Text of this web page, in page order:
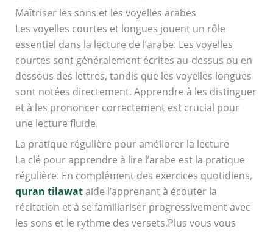
Maîtriser les sons et les voyelles arabes
Les voyelles courtes et longues jouent un rôle
essentiel dans la lecture de l’arabe. Les voyelles
courtes sont généralement écrites au-dessus ou en
dessous des lettres, tandis que les voyelles longues
sont notées directement. Apprendre à les distinguer
et à les prononcer correctement est crucial pour
une lecture fluide.
La pratique régulière pour améliorer la lecture
La clé pour apprendre à lire l’arabe est la pratique
régulière. En complément des exercices quotidiens,
quran tilawataide l’apprenant à écouter la
récitation et à se familiariser progressivement avec
les sons et le rythme des versets.Plus vous vous